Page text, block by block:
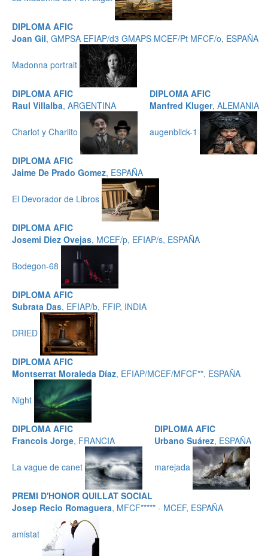
DIPLOMA AFIC
Joan Gil, GMPSA EFIAP/d3 GMAPS MCEF/Pt MFCF/o, ESPAÑA
Madonna portrait
DIPLOMA AFIC
Raul Villalba, ARGENTINA
Charlot y Charlito
DIPLOMA AFIC
Manfred Kluger, ALEMANIA
augenblick-1
DIPLOMA AFIC
Jaime De Prado Gomez, ESPAÑA
El Devorador de Libros
DIPLOMA AFIC
Josemi Diez Ovejas, MCEF/p, EFIAP/s, ESPAÑA
Bodegon-68
DIPLOMA AFIC
Subrata Das, EFIAP/b, FFIP, INDIA
DRIED
DIPLOMA AFIC
Montserrat Moraleda Díaz, EFIAP/MCEF/MFCF**, ESPAÑA
Night
DIPLOMA AFIC
Francois Jorge, FRANCIA
La vague de canet
DIPLOMA AFIC
Urbano Suárez, ESPAÑA
marejada
PREMI D'HONOR QUILLAT SOCIAL
Josep Recio Romaguera, MFCF***** - MCEF, ESPAÑA
amistat